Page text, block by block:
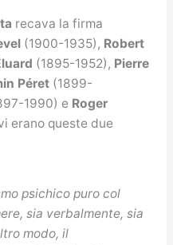
recava la firma
(1900-1935), Robert
(1895-1952), Pierre
Péret(1899-
1990) e Roger
erano queste due
psichico puro col
sia verbalmente, sia
modo, il